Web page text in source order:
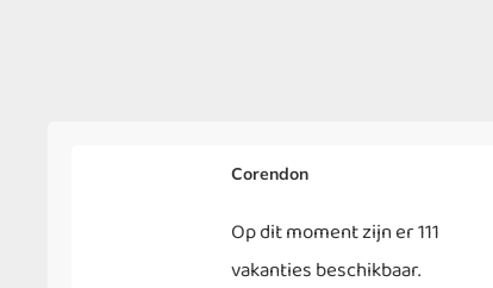
Corendon
Op dit moment zijn er 111
vakanties beschikbaar.